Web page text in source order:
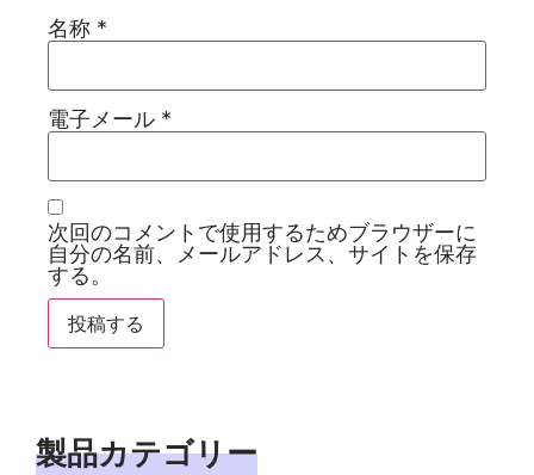
製品カテゴリー
名称 *
電子メール *
次回のコメントで使用するためブラウザーに
自分の名前、メールアドレス、サイトを保存
する。